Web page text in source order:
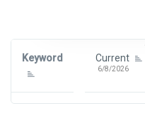
Keyword Current
6/8/2026